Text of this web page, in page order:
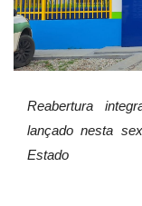
Reabertura
lançado nesta
Estado